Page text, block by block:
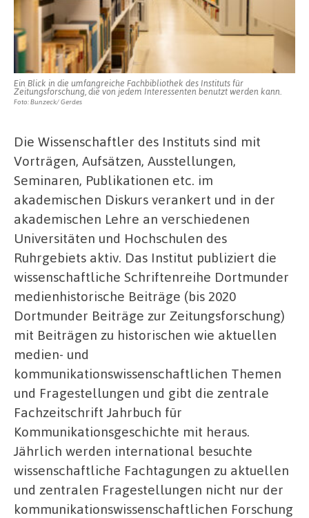
Ein Blick in die umfangreiche Fachbibliothek des Instituts für
Zeitungsforschung, die von jedem Interessenten benutzt werden kann.
Foto: Bunzeck/ Gerdes
Die Wissenschaftler des Instituts sind mit
Vorträgen, Aufsätzen, Ausstellungen,
Seminaren, Publikationen etc. im
akademischen Diskurs verankert und in der
akademischen Lehre an verschiedenen
Universitäten und Hochschulen des
Ruhrgebiets aktiv. Das Institut publiziert die
wissenschaftliche Schriftenreihe Dortmunder
medienhistorische Beiträge (bis 2020
Dortmunder Beiträge zur Zeitungsforschung)
mit Beiträgen zu historischen wie aktuellen
medien- und
kommunikationswissenschaftlichen Themen
und Fragestellungen und gibt die zentrale
Fachzeitschrift Jahrbuch für
Kommunikationsgeschichte mit heraus.
Jährlich werden international besuchte
wissenschaftliche Fachtagungen zu aktuellen
und zentralen Fragestellungen nicht nur der
kommunikationswissenschaftlichen Forschung